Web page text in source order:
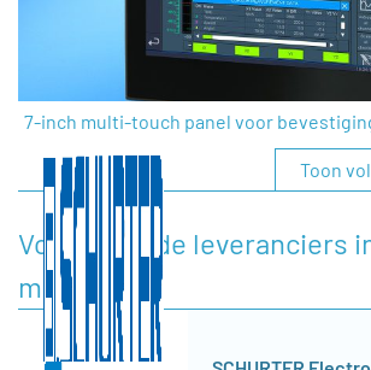
7-inch multi-touch panel voor
Toon
Voorgestelde leveranciers
monitoren